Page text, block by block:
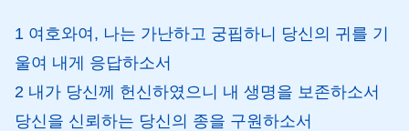
1 여호와여, 나는 가난하고 궁핍하니 당신의 귀를 기
울여 내게 응답하소서
2 내가 당신께 헌신하였으니 내 생명을 보존하소서
당신을 신뢰하는 당신의 종을 구원하소서